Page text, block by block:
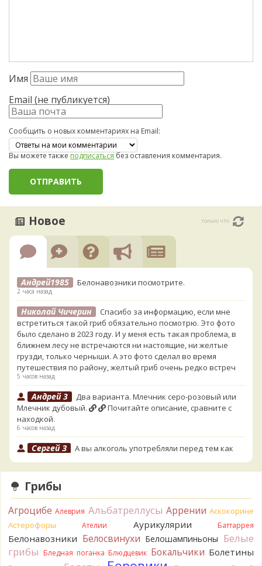
Имя
Email (не публикуется)
Сообщить о новых комментариях на Email:
Вы можете такжеподписатьсябез оставления комментария.
Новое только что
Андрей1985 Белонавозники посмотрите.
2 часа назад
Николай Чичерин
Спасибо за информацию, если мне
встретиться такой гриб обязательно посмотрю. Это фото
было сделано в 2023 году. И у меня есть такая проблема, в
ближнем лесу не встречаются ни настоящие, ни желтые
грузди, только черныши. А это фото сделал во время
путешествия по району, желтый гриб очень редко встреч
5 часов назад
Андрей 3
Два варианта. Млечник серо-розовый или
Млечник дубовый.
Почитайте описание, сравните с
находкой.
6 часов назад
Сергей З
А вы алкоголь употребляли перед тем как
Serj_Sf
лизнул, и пожевал, но горечи не почувствовал. Супруга
лизнула - ей горький, как таблетка. Детям тоже не горький.
То что это именно горчак сомнений нет. Но вот такие
индивидуальные вкусовые особенности.)Гриб, конечно,
выкинули.
18 часов назад
Грибы
Агроцибе Алеврия Альбатреллусы Аррении Аскокорине
Астерофоры
Ателии Аурикулярии Баттаррея
Белонавозники Белосвинухи Белошампиньоны Белые
грибы Бледная поганка Блюдцевик Бокальчики Болетины